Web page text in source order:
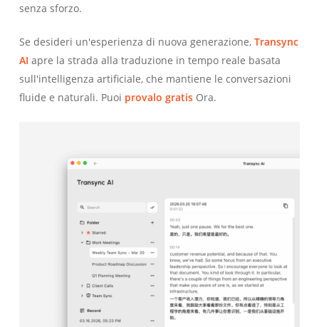
senza sforzo.
Se desideri un'esperienza di nuova generazione, Transync
AI apre la strada alla traduzione in tempo reale basata
sull'intelligenza artificiale, che mantiene le conversazioni
fluide e naturali. Puoi provalo gratisOra.